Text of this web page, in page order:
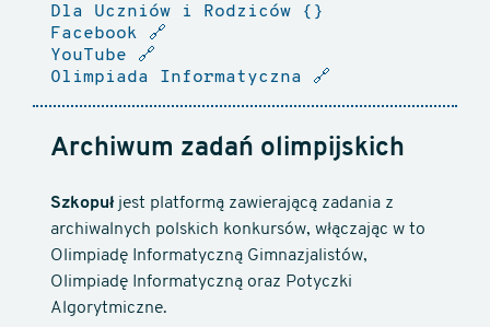
Dla Uczniów i Rodziców
Facebook 🔗
YouTube 🔗
Olimpiada Informatyczna 🔗
Archiwum zadań olimpijskich
Szkopułjest platformą zawierającą zadania z
archiwalnych polskich konkursów, włączając w to
Olimpiadę Informatyczną Gimnazjalistów,
Olimpiadę Informatyczną oraz Potyczki
Algorytmiczne.